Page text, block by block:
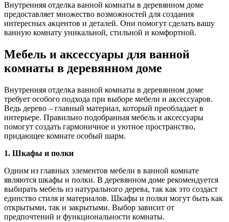
Внутренняя отделка ванной комнаты в деревянном доме
предоставляет множество возможностей для создания
интересных акцентов и деталей. Они помогут сделать вашу
ванную комнату уникальной, стильной и комфортной.
Мебель и аксессуары для ванной
комнаты в деревянном доме
Внутренняя отделка ванной комнаты в деревянном доме
требует особого подхода при выборе мебели и аксессуаров.
Ведь дерево – главный материал, который преобладает в
интерьере. Правильно подобранная мебель и аксессуары
помогут создать гармоничное и уютное пространство,
придающее комнате особый шарм.
1. Шкафы и полки
Одним из главных элементов мебели в ванной комнате
являются шкафы и полки. В деревянном доме рекомендуется
выбирать мебель из натурального дерева, так как это создаст
единство стиля и материалов. Шкафы и полки могут быть как
открытыми, так и закрытыми. Выбор зависит от
предпочтений и функциональности комнаты.